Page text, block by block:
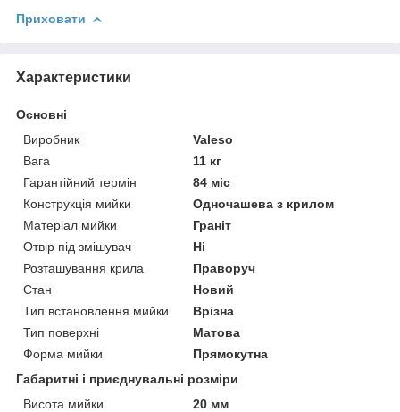
Приховати
Характеристики
Основні
Виробник
Valeso
Вага
11 кг
Гарантійний термін
84 міс
Конструкція мийки
Одночашева з крилом
Матеріал мийки
Граніт
Отвір під змішувач
Ні
Розташування крила
Праворуч
Стан
Новий
Тип встановлення мийки
Врізна
Тип поверхні
Матова
Форма мийки
Прямокутна
Габаритні і приєднувальні розміри
Висота мийки
20 мм